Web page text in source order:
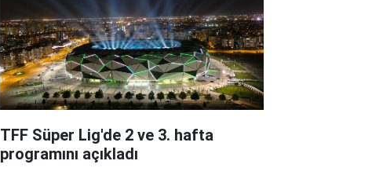
TFF Süper Lig'de 2 ve 3. hafta
programını açıkladı